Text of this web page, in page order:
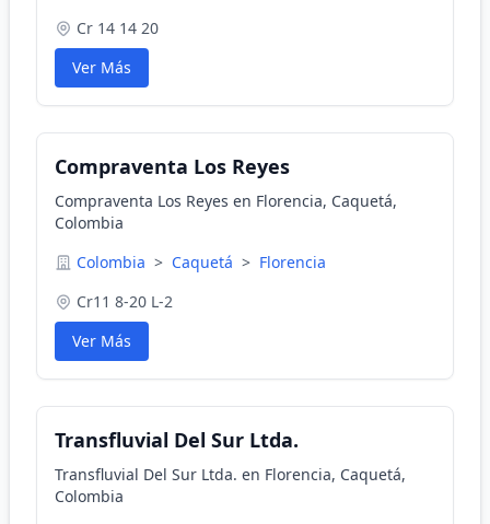
Cr 14 14 20
Ver Más
Compraventa Los Reyes
Compraventa Los Reyes en Florencia, Caquetá,
Colombia
Colombia > Caquetá > Florencia
Cr11 8-20 L-2
Ver Más
Transfluvial Del Sur Ltda.
Transfluvial Del Sur Ltda. en Florencia, Caquetá,
Colombia